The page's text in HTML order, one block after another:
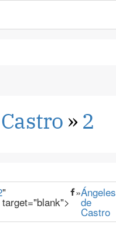
» 2
"
target="blank">
»Ángeles
de
Castro